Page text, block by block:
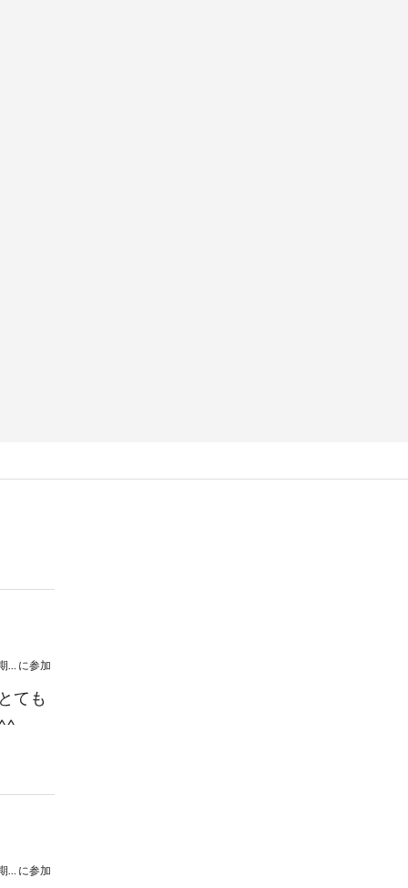
法政大学アリオンコール第６５回定期演奏会 に参加
ても
法政大学アリオンコール第６５回定期演奏会 に参加